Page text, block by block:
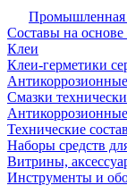
Промышленная
Составы на
Клеи
Клеи-герметики
Смазки
Технические
Наборы средств
Витрины,
Инструменты и